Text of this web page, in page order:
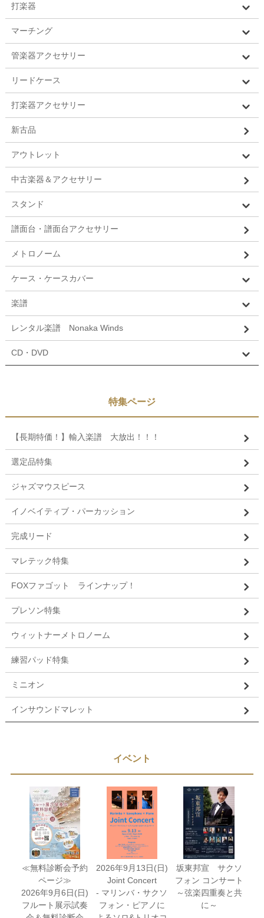
打楽器
マーチング
管楽器アクセサリー
リードケース
打楽器アクセサリー
新古品
アウトレット
中古楽器＆アクセサリー
スタンド
譜面台・譜面台アクセサリー
メトロノーム
ケース・ケースカバー
楽譜
レンタル楽譜 Nonaka Winds
CD・DVD
特集ページ
【長期特価！】輸入楽譜 大放出！！！
選定品特集
ジャズマウスピース
イノベイティブ・パーカッション
完成リード
マレテック特集
FOXファゴット ラインナップ！
プレソン特集
ウィットナーメトロノーム
練習パッド特集
ミニオン
インサウンドマレット
イベント
≪無料診断会予約
ページ≫
2026年9月6日(日)
フルート展示試奏
2026年9月13日(日)
Joint Concert
- マリンバ・サクソ
フォン・ピアノに
坂東邦宣 サクソ
フォン コンサート
～弦楽四重奏と共
に～